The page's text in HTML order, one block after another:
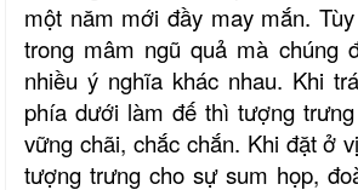
một năm mới đầy may mắn.
trong mâm ngũ quả mà chúng
nhiều ý nghĩa khác nhau. Khi
phía dưới làm đế thì tượng
vững chãi, chắc chắn. Khi đặt ở
tượng trưng cho sự sum họp,